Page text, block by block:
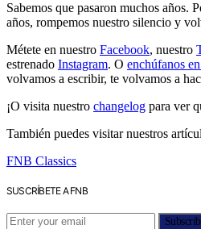
Sabemos que pasaron muchos años.
años, rompemos nuestro silencio y
Métete en nuestro Facebook, nuestro
estrenado Instagram. O enchúfanos
volvamos a escribir, te volvamos a
¡O visita nuestro changelog para ver
También puedes visitar nuestros
FNB Classics
SUSCRÍBETE A FNB